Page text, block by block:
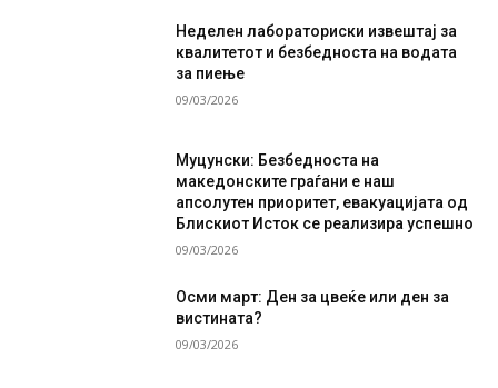
Неделен лабораториски извештај за
квалитетот и безбедноста на водата
за пиење
09/03/2026
Муцунски: Безбедноста на
македонските граѓани е наш
апсолутен приоритет, евакуацијата од
Блискиот Исток се реализира успешно
09/03/2026
Осми март: Ден за цвеќе или ден за
вистината?
09/03/2026